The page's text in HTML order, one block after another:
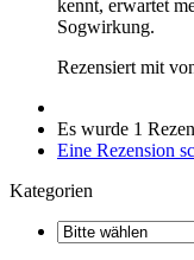
kennt, erwartet
Sogwirkung.
Rezensiert mit
Es wurde 1
Eine Rezension
Kategorien